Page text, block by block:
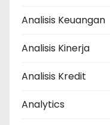
Analisis Keuangan
Analisis Kinerja
Analisis Kredit
Analytics